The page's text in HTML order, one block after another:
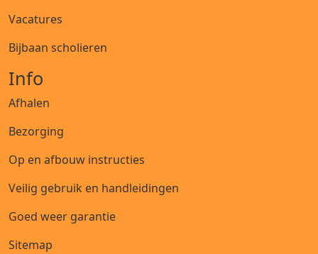
Vacatures
Bijbaan scholieren
Info
Afhalen
Bezorging
Op en afbouw instructies
Veilig gebruik en handleidingen
Goed weer garantie
Sitemap